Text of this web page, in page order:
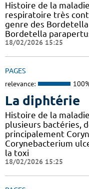
Histoire de la
respiratoire très
genre des
Bordetella
18/02/2026 15:25
PAGES
relevance:
La diphtérie
Histoire de la
plusieurs bactéries,
principalement
Corynebacterium
la toxi
18/02/2026 15:25